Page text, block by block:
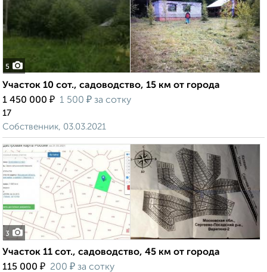
5
Участок 10 сот., садоводство, 15 км от города
1 450 000 ₽ 1 500 ₽ за сотку
17
Собственник, 03.03.2021
3
Участок 11 сот., садоводство, 45 км от города
115 000 ₽ 200 ₽ за сотку